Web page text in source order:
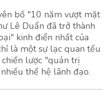
bố "10 năm vượt mặt
Lê Duẩn đã trở thành
kinh điển nhất của
là một sự lạc quan tếu
lược "quản trị
thế hệ lãnh đạo.